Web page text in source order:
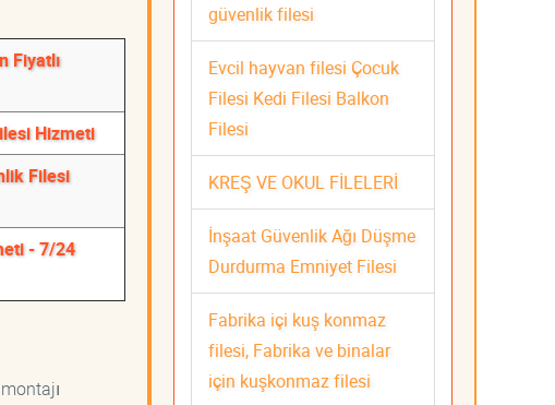
Fiyatlı
Hizmeti
Filesi
- 7/24
güvenlik filesi
Evcil hayvan filesi Çocuk
Filesi Kedi Filesi Balkon
Filesi
KREŞ VE OKUL FİLELERİ
İnşaat Güvenlik Ağı Düşme
Durdurma Emniyet Filesi
Fabrika içi kuş konmaz
filesi, Fabrika ve binalar
için kuşkonmaz filesi